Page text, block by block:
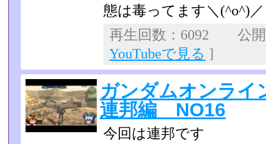
態は毒ってます＼(^o^)­／
再生回数：6092 公
YouTubeで見る ]
ガンダムオンラ
連邦編 NO16
今回は連邦です